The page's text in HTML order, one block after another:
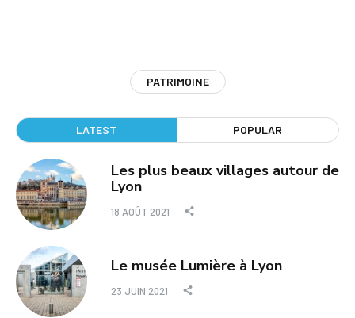
PATRIMOINE
LATEST POPULAR
Les plus beaux villages autour de
Lyon
18 AOÛT 2021
Le musée Lumière à Lyon
23 JUIN 2021